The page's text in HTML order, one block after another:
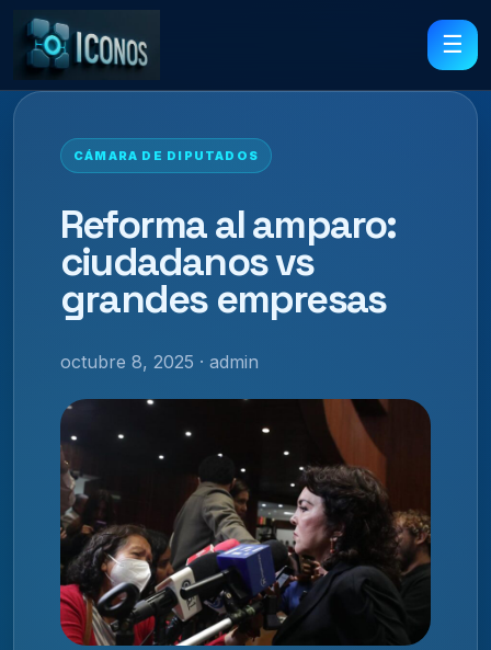
☰
CÁMARA DE DIPUTADOS
Reforma al amparo:
ciudadanos vs
grandes empresas
octubre 8, 2025 · admin